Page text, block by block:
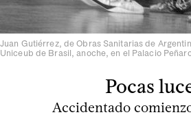
Juan Gutiérrez, de Obras Sanitarias de
Uniceub de Brasil, anoche, en el Palacio
Pocas
Accidentado